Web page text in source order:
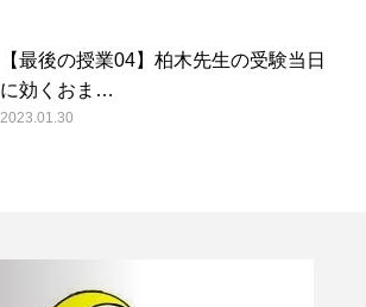
【最後の授業04】柏木先生の受験当日
に効くおま…
2023.01.30